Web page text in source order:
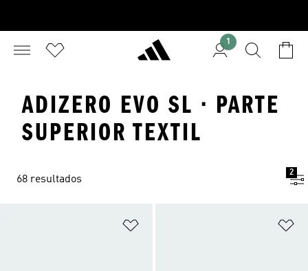
1
ADIZERO EVO SL · PARTE
SUPERIOR TEXTIL
68 resultados
2